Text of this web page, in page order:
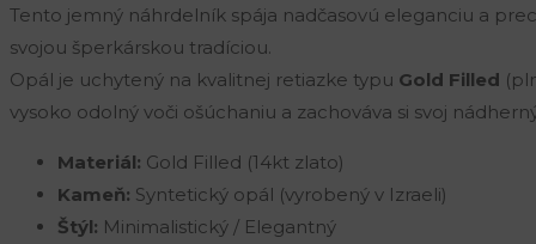
Filled)
Tento jemný náhrdelník spája nadčasovú eleganciu a
svojou šperkárskou tradíciou.
Opál je uchytený na kvalitnej retiazke typu Gold Filled
vysoko odolný voči ošúchaniu a zachováva si svoj
Materiál: Gold Filled (14kt zlato)
Kameň: Syntetický opál (vyrobený v Izraeli)
Štýl: Minimalistický / Elegantný